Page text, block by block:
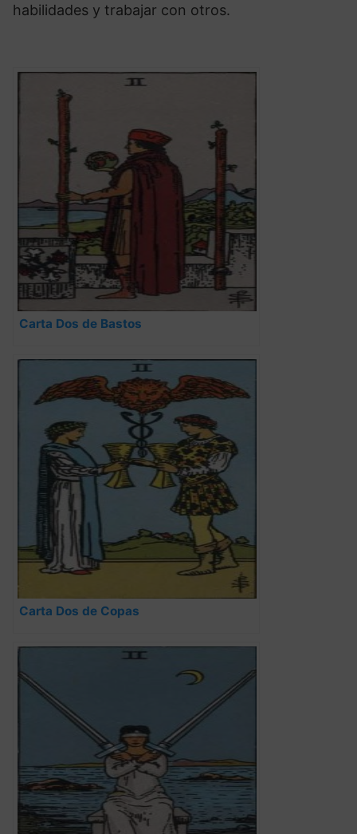
habilidades y trabajar con otros.
Carta Dos de Bastos
Carta Dos de Copas